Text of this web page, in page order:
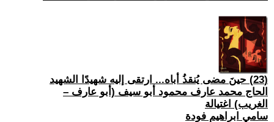
(23) حينَ مضى يُنقذُ أباه... ارتقى إليه شهيدًا الشهيد
الحاج محمد عارف محمود أبو سيف (أبو عارف –
الغريب) اغتيالة
سامي ابراهيم فودة